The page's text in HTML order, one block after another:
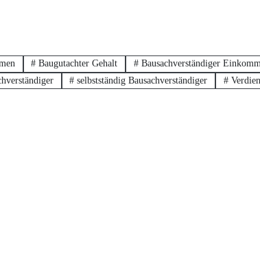
# Baugutachter Gehalt # Bausachverständiger
# selbstständig Bausachverständiger #